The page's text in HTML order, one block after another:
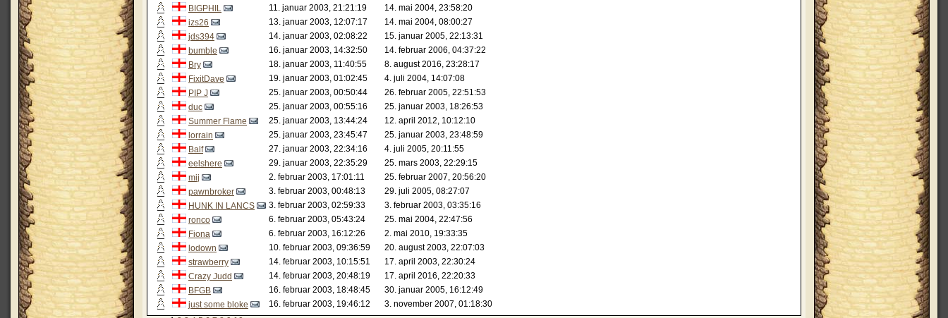
BIGPHIL
11. januar 2003, 21:21:19
14. mai 2004, 23:58:20
izs26
13. januar 2003, 12:07:17
14. mai 2004, 08:00:27
jds394
14. januar 2003, 02:08:22
15. januar 2005, 22:13:31
bumble
16. januar 2003, 14:32:50
14. februar 2006, 04:37:22
Bry
18. januar 2003, 11:40:55
8. august 2016, 23:28:17
FixitDave
19. januar 2003, 01:02:45
4. juli 2004, 14:07:08
PIP J
25. januar 2003, 00:50:44
26. februar 2005, 22:51:53
duc
25. januar 2003, 00:55:16
25. januar 2003, 18:26:53
Summer Flame
25. januar 2003, 13:44:24
12. april 2012, 10:12:10
lorrain
25. januar 2003, 23:45:47
25. januar 2003, 23:48:59
Balf
27. januar 2003, 22:34:16
4. juli 2005, 20:11:55
eelshere
29. januar 2003, 22:35:29
25. mars 2003, 22:29:15
mij
2. februar 2003, 17:01:11
25. februar 2007, 20:56:20
pawnbroker
3. februar 2003, 00:48:13
29. juli 2005, 08:27:07
HUNK IN LANCS
3. februar 2003, 02:59:33
3. februar 2003, 03:35:16
ronco
6. februar 2003, 05:43:24
25. mai 2004, 22:47:56
Fiona
6. februar 2003, 16:12:26
2. mai 2010, 19:33:35
lodown
10. februar 2003, 09:36:59
20. august 2003, 22:07:03
strawberry
14. februar 2003, 10:15:51
17. april 2003, 22:30:24
Crazy Judd
14. februar 2003, 20:48:19
17. april 2016, 22:20:33
BFGB
16. februar 2003, 18:48:45
30. januar 2005, 16:12:49
just some bloke
16. februar 2003, 19:46:12
3. november 2007, 01:18:30